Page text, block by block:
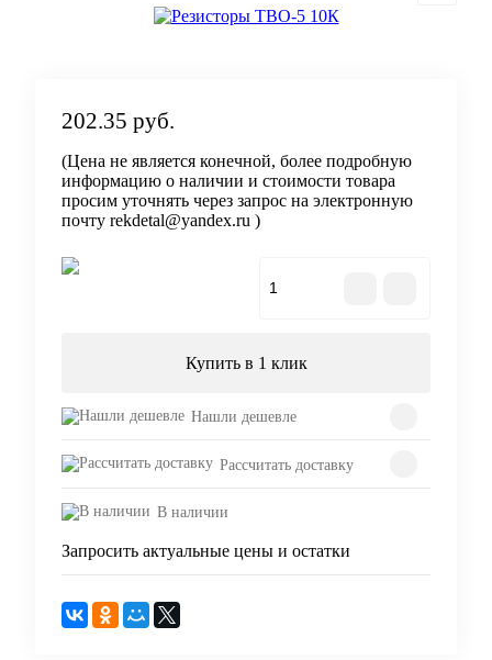
202.35 руб.
(Цена не является конечной, более подробную
информацию о наличии и стоимости товара
просим уточнять через запрос на электронную
почту rekdetal@yandex.ru )
Купить в 1 клик
Нашли дешевле
Рассчитать доставку
В наличии
Запросить актуальные цены и остатки